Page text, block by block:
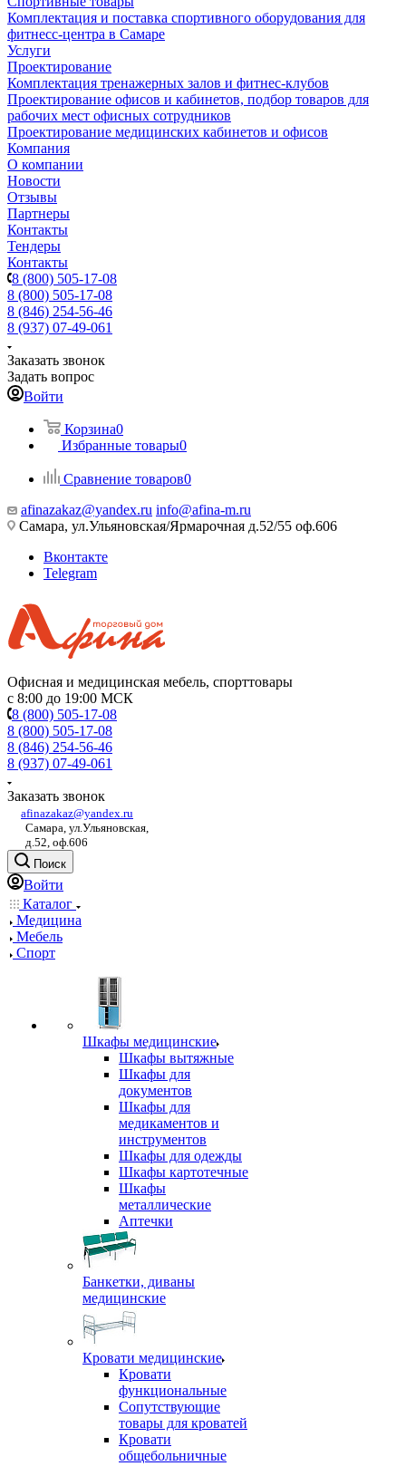
Комплектация и поставка спортивного оборудования для
фитнесс-центра в Самаре
Услуги
Проектирование
Комплектация тренажерных залов и фитнес-клубов
Проектирование офисов и кабинетов, подбор товаров для
рабочих мест офисных сотрудников
Проектирование медицинских кабинетов и офисов
Компания
О компании
Новости
Отзывы
Партнеры
Контакты
Тендеры
Контакты
8 (800) 505-17-08
8 (800) 505-17-08
8 (846) 254-56-46
8 (937) 07-49-061
Заказать звонок
Задать вопрос
Войти
Корзина0
Избранные товары0
Сравнение товаров0
afinazakaz@yandex.ru info@afina-m.ru
Самара, ул.Ульяновская/Ярмарочная д.52/55 оф.606
Вконтакте
Telegram
Офисная и медицинская мебель, спорттовары
с 8:00 до 19:00 МСК
8 (800) 505-17-08
8 (800) 505-17-08
8 (846) 254-56-46
8 (937) 07-49-061
Заказать звонок
afinazakaz@yandex.ru
Самара, ул.Ульяновская,
д.52, оф.606
Поиск
Войти
Каталог
Медицина
Мебель
Спорт
Шкафы медицинские
Шкафы вытяжные
Шкафы для
документов
Шкафы для
медикаментов и
инструментов
Шкафы для одежды
Шкафы картотечные
Шкафы
металлические
Аптечки
Банкетки, диваны
медицинские
Кровати медицинские
Кровати
функциональные
Сопутствующие
товары для кроватей
Кровати
общебольничные